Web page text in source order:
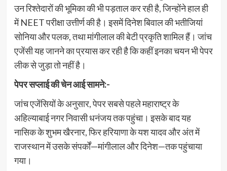
उन रिश्तेदारों की भूमिका की भी पड़ताल कर रही है, जिन्होंने हाल ही
में NEET परीक्षा उत्तीर्ण की है। इसमें दिनेश बिवाल की भतीजियां
सोनिया और पलक, तथा मांगीलाल की बेटी प्रकृति शामिल हैं। जांच
एजेंसी यह जानने का प्रयास कर रही है कि कहीं इनका चयन भी पेपर
लीक से जुड़ा तो नहीं है।
पेपर सप्लाई की चेन आई सामने:-
जांच एजेंसियों के अनुसार, पेपर सबसे पहले महाराष्ट्र के
अहिल्याबाई नगर निवासी धनंजय तक पहुंचा। इसके बाद यह
नासिक के शुभम खैरनार, फिर हरियाणा के यश यादव और अंत में
राजस्थान में उसके संपर्कों—मांगीलाल और दिनेश—तक पहुंचाया
गया।